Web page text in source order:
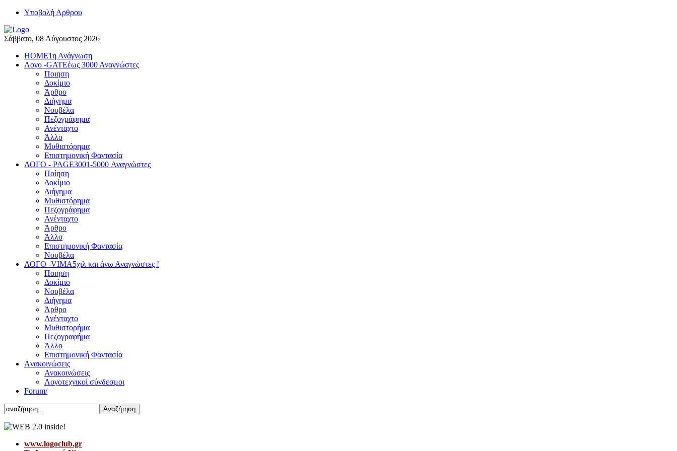
Yποβολή Αρθρου
Σάββατο, 08 Αύγουστος 2026
HOME1η Ανάγνωση
Λογο -GATEέως 3000 Αναγνώστες
Ποιηση
Δοκίμιο
Άρθρο
Διήγημα
Νουβέλα
Πεζογράφημα
Ανένταχτο
Άλλο
Μυθιστόρημα
Επιστημονική Φαντασία
ΛΟΓΟ - PAGE3001-5000 Αναγνώστες
Ποίηση
Δοκίμιο
Διήγημα
Μυθιστόρημα
Πεζογράφημα
Ανένταχτο
Άρθρο
Άλλο
Επιστημονική Φαντασία
Νουβέλα
ΛΟΓΟ -VIMA5χιλ και άνω Αναγνώστες !
Ποιηση
Δοκίμιο
Νουβέλα
Διήγημα
Άρθρο
Ανένταχτο
Μυθιστορήμα
Πεζογραφήμα
Άλλο
Επιστημονική Φαντασία
Aνακοινώσεις
Ανακοινώσεις
Λογοτεχνικοί σύνδεσμοι
Forum/
Αναζήτηση
www.logoclub.gr